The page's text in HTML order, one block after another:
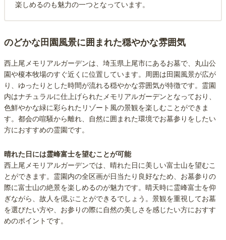
楽しめるのも魅力の一つとなっています。
のどかな田園風景に囲まれた穏やかな雰囲気
西上尾メモリアルガーデンは、埼玉県上尾市にあるお墓で、丸山公
園や榎本牧場のすぐ近くに位置しています。周囲は田園風景が広が
り、ゆったりとした時間が流れる穏やかな雰囲気が特徴です。霊園
内はナチュラルに仕上げられたメモリアルガーデンとなっており、
色鮮やかな緑に彩られたリゾート風の景観を楽しむことができま
す。都会の喧騒から離れ、自然に囲まれた環境でお墓参りをしたい
方におすすめの霊園です。
晴れた日には霊峰富士を望むことが可能
西上尾メモリアルガーデンでは、晴れた日に美しい富士山を望むこ
とができます。霊園内の全区画が日当たり良好なため、お墓参りの
際に富士山の絶景を楽しめるのが魅力です。晴天時に霊峰富士を仰
ぎながら、故人を偲ぶことができるでしょう。景観を重視してお墓
を選びたい方や、お参りの際に自然の美しさを感じたい方におすす
めのポイントです。